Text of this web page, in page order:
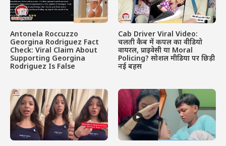
Antonela Roccuzzo
Georgina Rodriguez Fact
Check: Viral Claim About
Supporting Georgina
Rodriguez Is False
Cab Driver Viral Video:
चलती कैब में कपल का वीडियो
वायरल, प्राइवेसी या Moral
Policing? सोशल मीडिया पर छिड़ी
नई बहस